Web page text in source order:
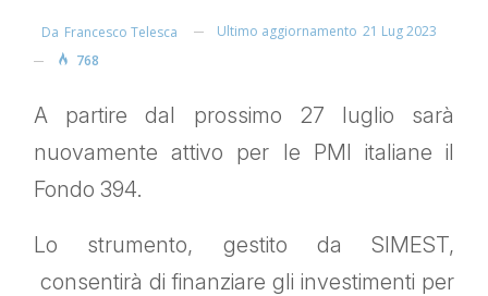
Da Francesco Telesca Ultimo aggiornamento 21 Lug 2023
768
A partire dal prossimo 27 luglio sarà
nuovamente attivo per le PMI italiane il
Fondo 394.
Lo strumento, gestito da SIMEST,
consentirà di finanziare gli investimenti per